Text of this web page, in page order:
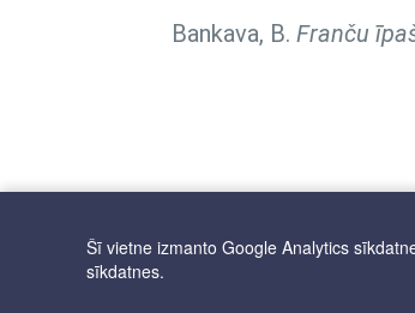
Bankava, B. Franču
Šī vietne izmanto Google Analytics
sīkdatnes.